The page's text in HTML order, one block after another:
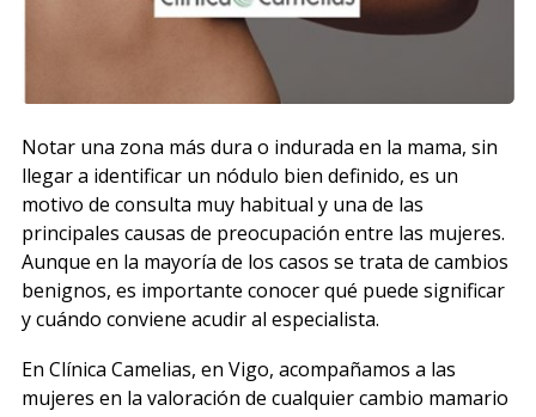
Notar una zona más dura o indurada en la mama, sin
llegar a identificar un nódulo bien definido, es un
motivo de consulta muy habitual y una de las
principales causas de preocupación entre las mujeres.
Aunque en la mayoría de los casos se trata de cambios
benignos, es importante conocer qué puede significar
y cuándo conviene acudir al especialista.
En Clínica Camelias, en Vigo, acompañamos a las
mujeres en la valoración de cualquier cambio mamario